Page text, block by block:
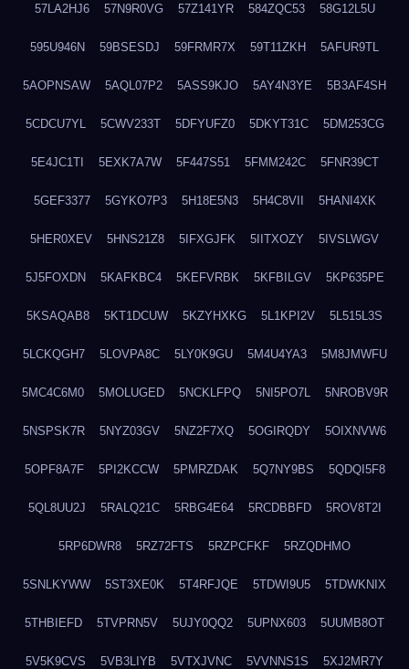
57LA2HJ6 57N9R0VG 57Z141YR 584ZQC53 58G12L5U
595U946N 59BSESDJ 59FRMR7X 59T11ZKH 5AFUR9TL
5AOPNSAW 5AQL07P2 5ASS9KJO 5AY4N3YE 5B3AF4SH
5CDCU7YL 5CWV233T 5DFYUFZ0 5DKYT31C 5DM253CG
5E4JC1TI 5EXK7A7W 5F447S51 5FMM242C 5FNR39CT
5GEF3377 5GYKO7P3 5H18E5N3 5H4C8VII 5HANI4XK
5HER0XEV 5HNS21Z8 5IFXGJFK 5IITXOZY 5IVSLWGV
5J5FOXDN 5KAFKBC4 5KEFVRBK 5KFBILGV 5KP635PE
5KSAQAB8 5KT1DCUW 5KZYHXKG 5L1KPI2V 5L515L3S
5LCKQGH7 5LOVPA8C 5LY0K9GU 5M4U4YA3 5M8JMWFU
5MC4C6M0 5MOLUGED 5NCKLFPQ 5NI5PO7L 5NROBV9R
5NSPSK7R 5NYZ03GV 5NZ2F7XQ 5OGIRQDY 5OIXNVW6
5OPF8A7F 5PI2KCCW 5PMRZDAK 5Q7NY9BS 5QDQI5F8
5QL8UU2J 5RALQ21C 5RBG4E64 5RCDBBFD 5ROV8T2I
5RP6DWR8 5RZ72FTS 5RZPCFKF 5RZQDHMO
5SNLKYWW 5ST3XE0K 5T4RFJQE 5TDWI9U5 5TDWKNIX
5THBIEFD 5TVPRN5V 5UJY0QQ2 5UPNX603 5UUMB8OT
5V5K9CVS 5VB3LIYB 5VTXJVNC 5VVNNS1S 5XJ2MR7Y